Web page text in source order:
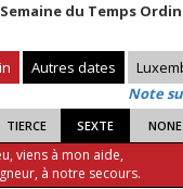
Semaine du Temps
Autres dates
Note
TIERCE SEXTE NONE
viens à mon aide,
à notre secours.